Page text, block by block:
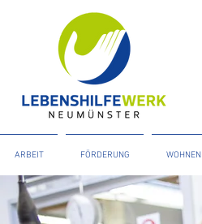
ARBEIT FÖRDERUNG WOHNEN